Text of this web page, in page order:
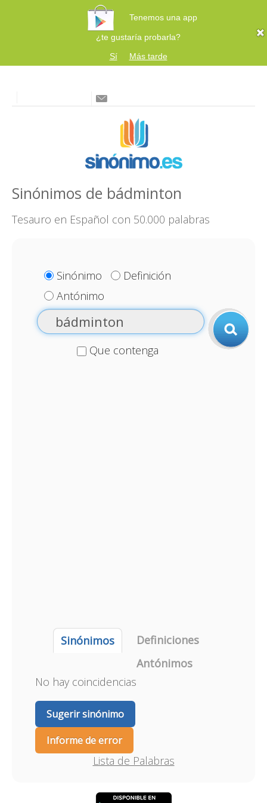
Tenemos una app
¿te gustaría probarla?
Sí
Más tarde
Sinónimos de bádminton
Tesauro en Español con 50.000 palabras
Sinónimo
Definición
Antónimo
Que contenga
Sinónimos
Definiciones
Antónimos
No hay coincidencias
Sugerir sinónimo
Informe de error
Lista de Palabras